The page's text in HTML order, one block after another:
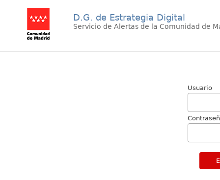
D.G. de Estrategia Digital
Servicio de Alertas de la Comunidad de
Usuario